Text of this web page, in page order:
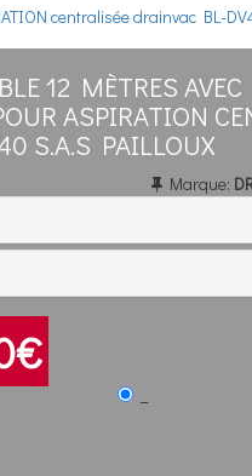
centralisée drainvac BL-
12 MÈTRES
ASPIRATION
S.A.S PAILLOUX
Marque: